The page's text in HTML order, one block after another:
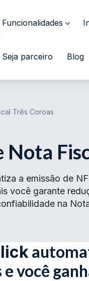
Funcionalidades
Seja parceiro Blog
Três Coroas
Nota
a emissão de
você garante
na
e você